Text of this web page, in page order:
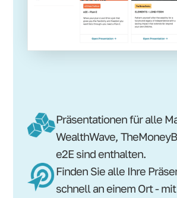
Präsentationen für alle
WealthWave,
e2E sind enthalten.
Finden Sie alle Ihre
schnell an einem Ort -